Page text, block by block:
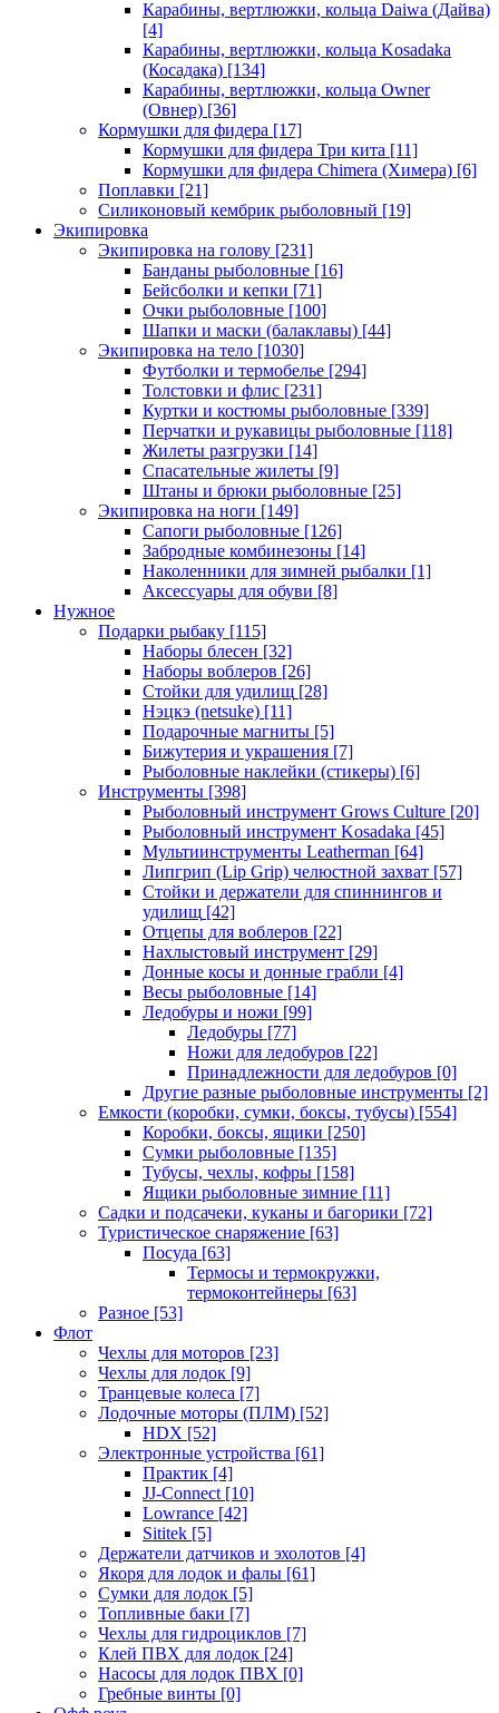
Карабины, вертлюжки, кольца Daiwa (Дайва)
[4]
Карабины, вертлюжки, кольца Kosadaka
(Косадака) [134]
Карабины, вертлюжки, кольца Owner
(Овнер) [36]
Кормушки для фидера [17]
Кормушки для фидера Три кита [11]
Кормушки для фидера Chimera (Химера) [6]
Поплавки [21]
Силиконовый кембрик рыболовный [19]
Экипировка
Экипировка на голову [231]
Банданы рыболовные [16]
Бейсболки и кепки [71]
Очки рыболовные [100]
Шапки и маски (балаклавы) [44]
Экипировка на тело [1030]
Футболки и термобелье [294]
Толстовки и флис [231]
Куртки и костюмы рыболовные [339]
Перчатки и рукавицы рыболовные [118]
Жилеты разгрузки [14]
Спасательные жилеты [9]
Штаны и брюки рыболовные [25]
Экипировка на ноги [149]
Сапоги рыболовные [126]
Забродные комбинезоны [14]
Наколенники для зимней рыбалки [1]
Аксессуары для обуви [8]
Нужное
Подарки рыбаку [115]
Наборы блесен [32]
Наборы воблеров [26]
Стойки для удилищ [28]
Нэцкэ (netsuke) [11]
Подарочные магниты [5]
Бижутерия и украшения [7]
Рыболовные наклейки (стикеры) [6]
Инструменты [398]
Рыболовный инструмент Grows Culture [20]
Рыболовный инструмент Kosadaka [45]
Мультиинструменты Leatherman [64]
Липгрип (Lip Grip) челюстной захват [57]
Стойки и держатели для спиннингов и
удилищ [42]
Отцепы для воблеров [22]
Нахлыстовый инструмент [29]
Донные косы и донные грабли [4]
Весы рыболовные [14]
Ледобуры и ножи [99]
Ледобуры [77]
Ножи для ледобуров [22]
Принадлежности для ледобуров [0]
Другие разные рыболовные инструменты [2]
Емкости (коробки, сумки, боксы, тубусы) [554]
Коробки, боксы, ящики [250]
Сумки рыболовные [135]
Тубусы, чехлы, кофры [158]
Ящики рыболовные зимние [11]
Садки и подсачеки, куканы и багорики [72]
Туристическое снаряжение [63]
Посуда [63]
Термосы и термокружки,
термоконтейнеры [63]
Разное [53]
Флот
Чехлы для моторов [23]
Чехлы для лодок [9]
Транцевые колеса [7]
Лодочные моторы (ПЛМ) [52]
HDX [52]
Электронные устройства [61]
Практик [4]
JJ-Connect [10]
Lowrance [42]
Sititek [5]
Держатели датчиков и эхолотов [4]
Якоря для лодок и фалы [61]
Сумки для лодок [5]
Топливные баки [7]
Чехлы для гидроциклов [7]
Клей ПВХ для лодок [24]
Насосы для лодок ПВХ [0]
Гребные винты [0]